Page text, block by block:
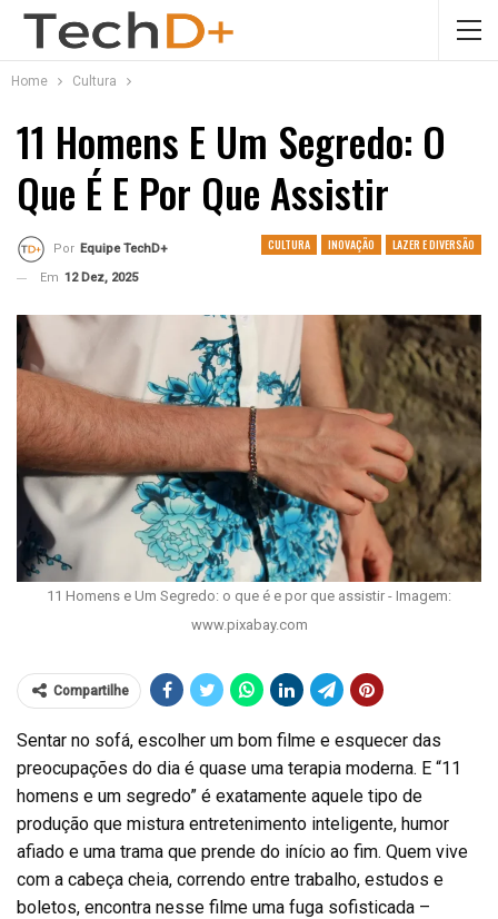
Home Cultura
11 Homens E Um Segredo: O
Que É E Por Que Assistir
CULTURA INOVAÇÃO LAZER E DIVERSÃO
Por Equipe TechD+
Em 12 Dez, 2025
11 Homens e Um Segredo: o que é e por que assistir - Imagem:
www.pixabay.com
Compartilhe
Sentar no sofá, escolher um bom filme e esquecer das
preocupações do dia é quase uma terapia moderna. E “11
homens e um segredo” é exatamente aquele tipo de
produção que mistura entretenimento inteligente, humor
afiado e uma trama que prende do início ao fim. Quem vive
com a cabeça cheia, correndo entre trabalho, estudos e
boletos, encontra nesse filme uma fuga sofisticada –